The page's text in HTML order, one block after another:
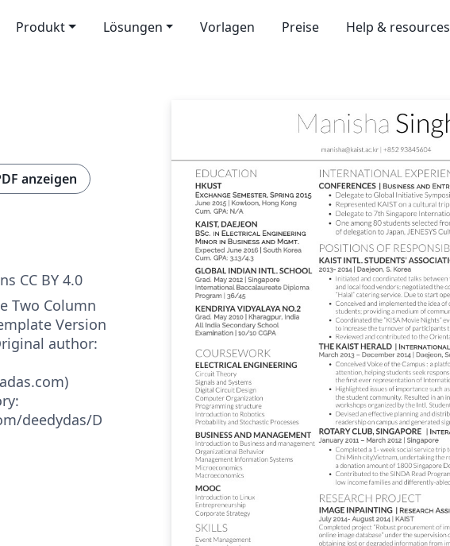
Produkt Lösungen Vorlagen Preise Help & resources
anzeigen
CC BY 4.0
Two Column
Version
author:
deedydas/D